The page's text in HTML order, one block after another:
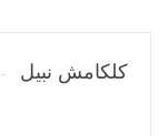
كلكامش نبيل